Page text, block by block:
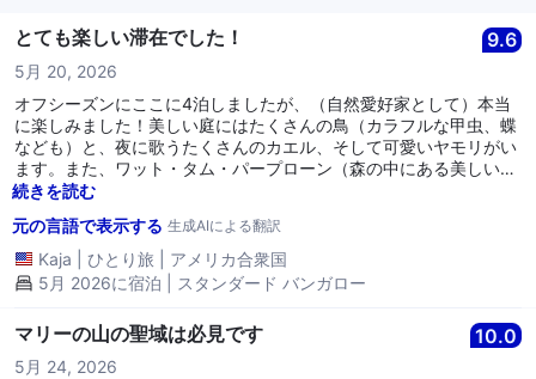
とても楽しい滞在でした！ 9.6
5月 20, 2026
オフシーズンにここに4泊しましたが、（自然愛好家として）本当
に楽しみました！美しい庭にはたくさんの鳥（カラフルな甲虫、蝶
なども）と、夜に歌うたくさんのカエル、そして可愛いヤモリがい
ます。また、ワット・タム・パープローン（森の中にある美しい寺
院で、さらに多くの野生動物が発見できます）への徒歩圏内にあ
り、立地も素晴らしいです。バンガロー自体はとても快適でした
（少し埃っぽかったですが、前のお客さんの後すぐに掃除されたよ
うで、それからしばらく経っていました）、シャワーは広々として
いて水圧も良く、一貫して温水が出ました。朝食は美味しく、（他
にもいろいろありますが）自家製のパンと新鮮なフルーツもありま
した。最後に、マリーとその家族は素晴らしいホストでした - 優雅
で親切、フレンドリーでした（初日には彼らと一緒に夕食に招待し
てくれたのも素敵でした！）。
続きを読む
元の言語で表示する 生成AIによる翻訳
Kaja ひとり旅
アメリカ合衆国
5月 2026に宿泊 | スタンダード バンガロー
マリーの山の聖域は必見です 10.0
5月 24, 2026